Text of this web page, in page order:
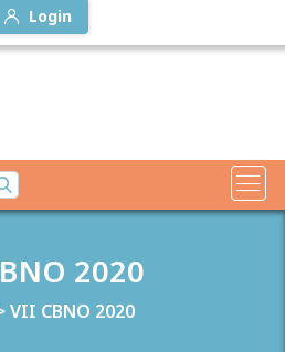
Login
2020
VII CBNO 2020